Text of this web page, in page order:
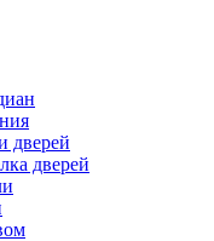
дверей
дверей